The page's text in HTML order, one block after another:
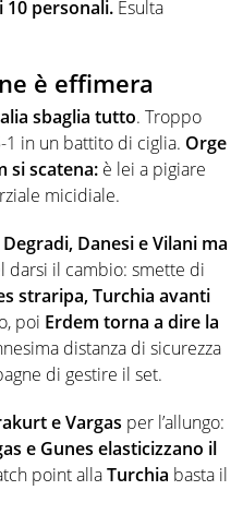
10 personali. Esulta
è effimera
sbaglia tutto. Troppo
in un battito di ciglia. Orge
si scatena: è lei a pigiare
micidiale.
Degradi, Danesi e Vilani ma
darsi il cambio: smette di
straripa, Turchia avanti
poi Erdem torna a dire la
distanza di sicurezza
di gestire il set.
e Vargas per l’allungo:
e Gunes elasticizzano il
point allaTurchia basta il